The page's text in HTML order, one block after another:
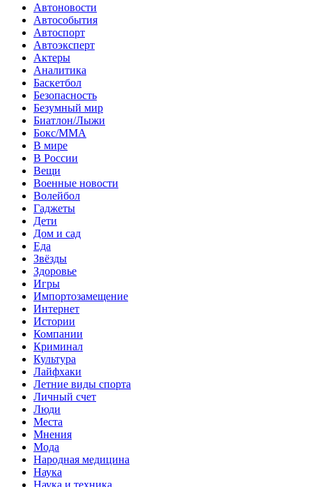
Автоновости
Автособытия
Автоспорт
Автоэксперт
Актеры
Аналитика
Баскетбол
Безопасность
Безумный мир
Биатлон/Лыжи
Бокс/MMA
В мире
В России
Вещи
Военные новости
Волейбол
Гаджеты
Дети
Дом и сад
Еда
Звёзды
Здоровье
Игры
Импортозамещение
Интернет
Истории
Компании
Криминал
Культура
Лайфхаки
Летние виды спорта
Личный счет
Люди
Места
Мнения
Мода
Народная медицина
Наука
Наука и техника